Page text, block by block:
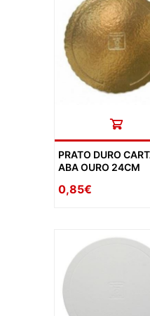
PRATO DURO
ABA OURO 24CM
0,85€